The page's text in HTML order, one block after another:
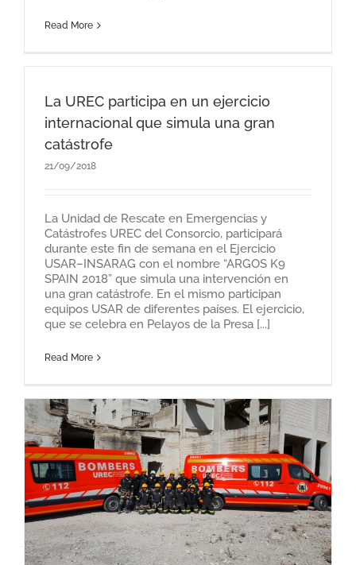
Read More
La UREC participa en un ejercicio
internacional que simula una gran
catástrofe
21/09/2018
La Unidad de Rescate en Emergencias y
Catástrofes UREC del Consorcio, participará
durante este fin de semana en el Ejercicio
USAR–INSARAG con el nombre “ARGOS K9
SPAIN 2018” que simula una intervención en
una gran catástrofe. En el mismo participan
equipos USAR de diferentes países. El ejercicio,
que se celebra en Pelayos de la Presa [...]
Read More